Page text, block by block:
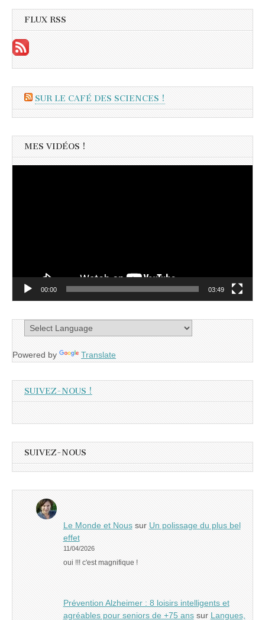
FLUX RSS
SUR LE CAFÉ DES SCIENCES !
MES VIDÉOS !
00:00 03:49
Powered by Translate
SUIVEZ-NOUS !
SUIVEZ-NOUS
Le Monde et Noussur Un polissage du plus bel
effet
11/04/2026
oui !!! c'est magnifique !
Prévention Alzheimer : 8 loisirs intelligents et
agréables pour seniors de +75 anssur Langues,